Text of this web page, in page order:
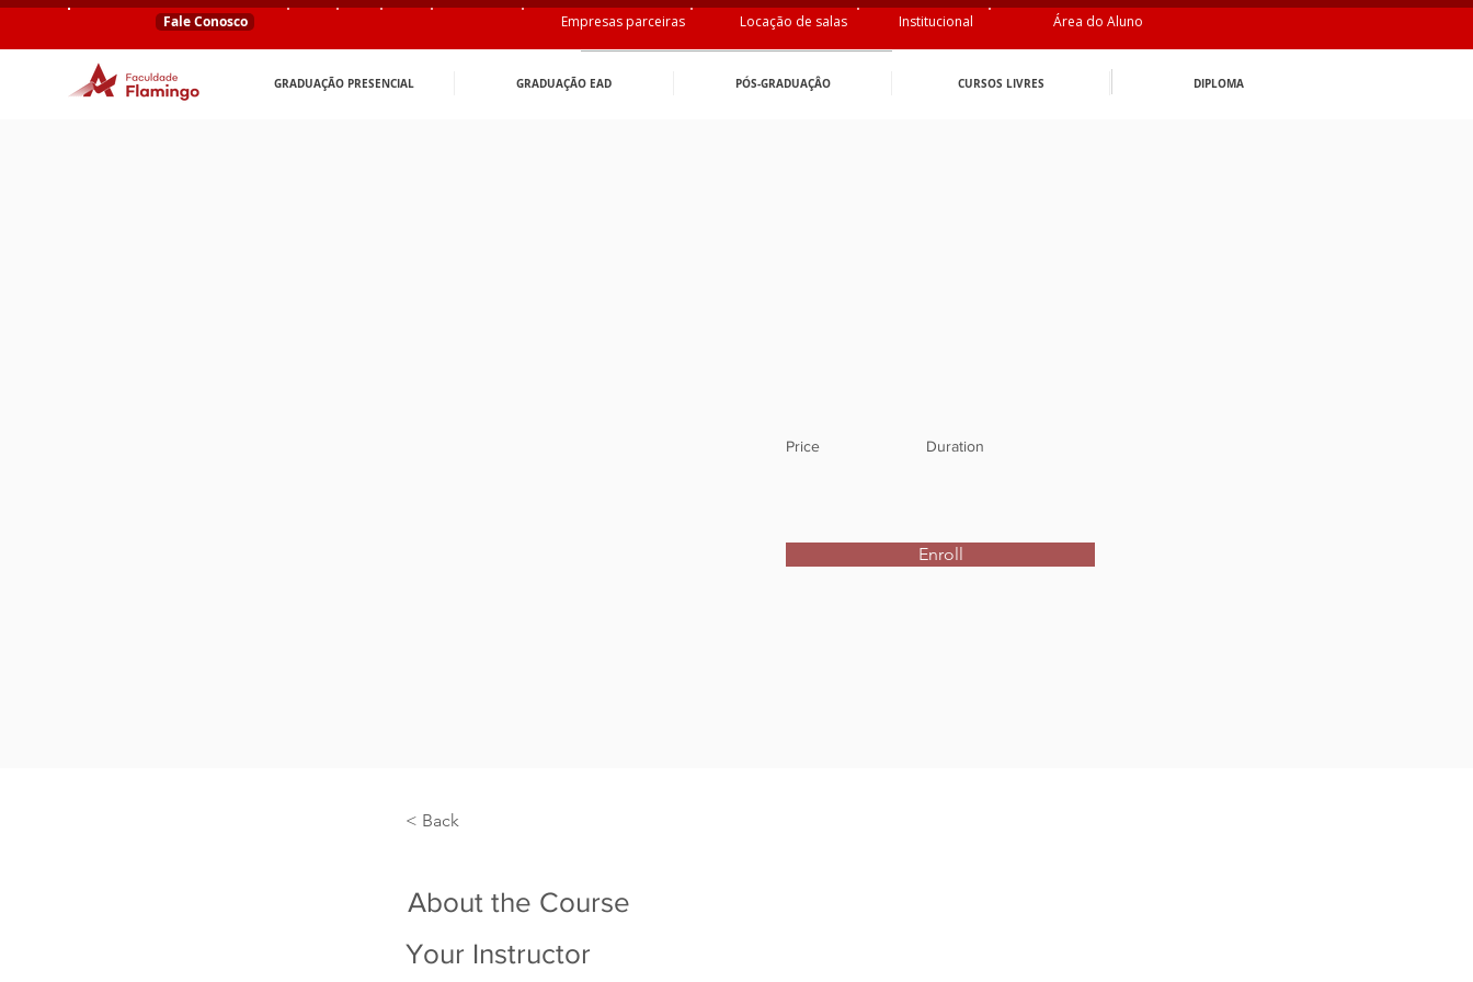
Fale Conosco Locação de salas Institucional
Empresas parceiras Área do Aluno
GRADUAÇÃO PRESENCIAL GRADUAÇÃO EAD PÓS-GRADUAÇÂO CURSOS LIVRES DIPLOMA
Price Duration
Enroll
< Back
About the Course
Your Instructor